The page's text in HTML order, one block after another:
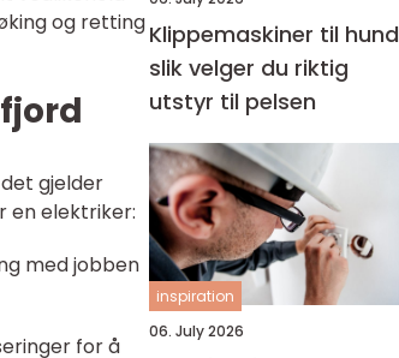
og retting
gjelder
en elektriker:
med jobben
for å
Klippemaskiner til hund
slik velger du riktig
utstyr til pelsen
inspiration
06. July 2026